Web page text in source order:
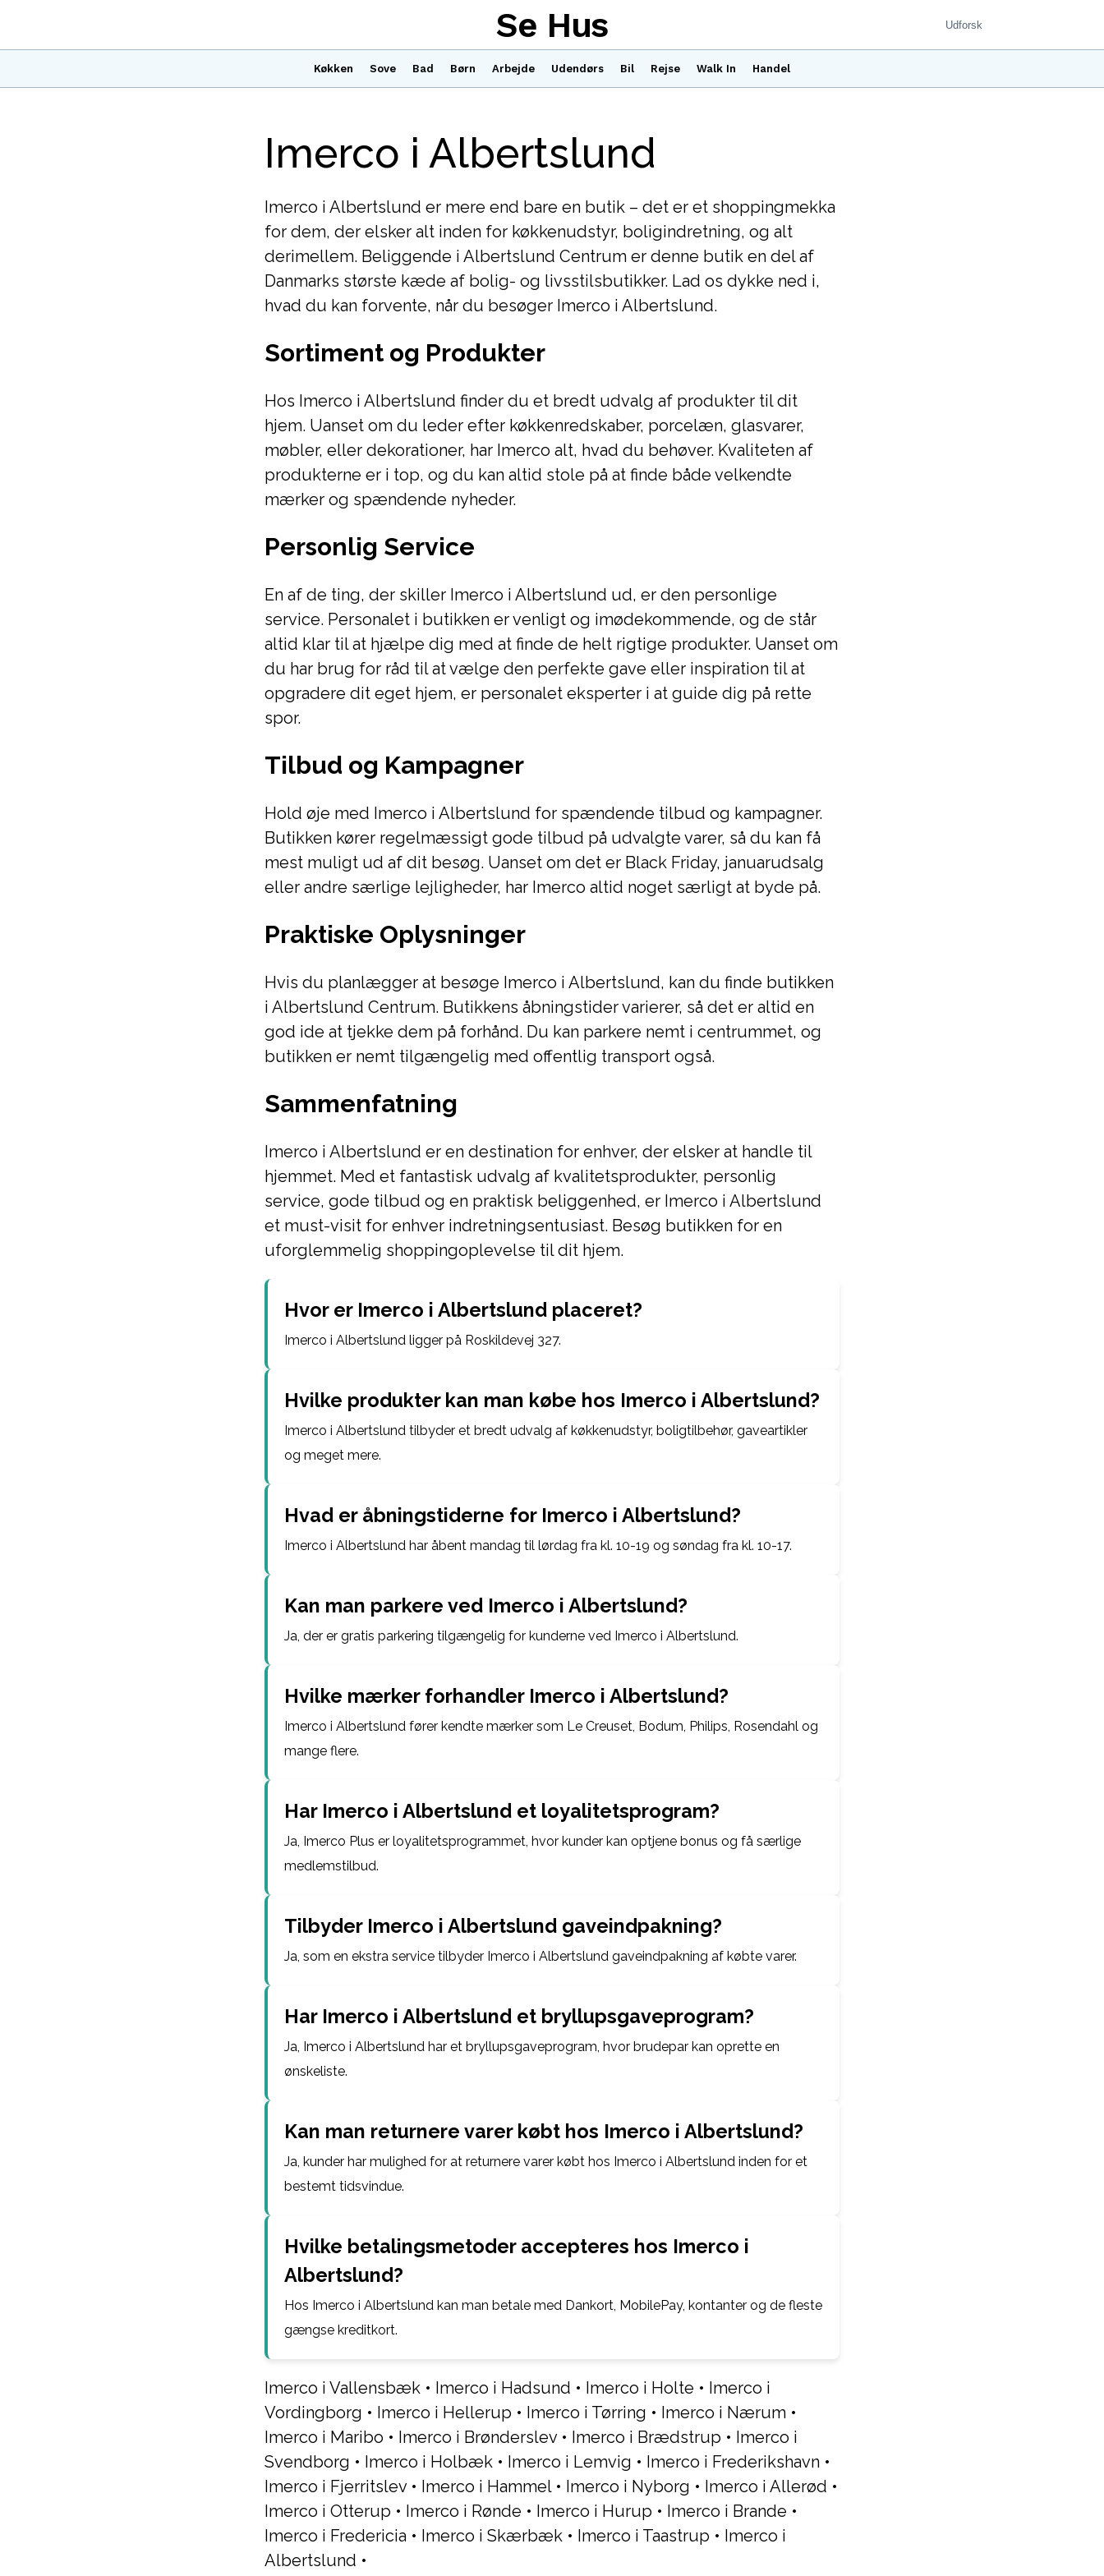
Køkken Sove Bad Børn Arbejde Udendørs Bil Rejse Walk In Handel
Se Hus
Imerco i Albertslund
Imerco i Albertslund er mere end bare en butik – det er et shoppingmekka
for dem, der elsker alt inden for køkkenudstyr, boligindretning, og alt
derimellem. Beliggende i Albertslund Centrum er denne butik en del af
Danmarks største kæde af bolig- og livsstilsbutikker. Lad os dykke ned i,
hvad du kan forvente, når du besøger Imerco i Albertslund.
Sortiment og Produkter
Hos Imerco i Albertslund finder du et bredt udvalg af produkter til dit
hjem. Uanset om du leder efter køkkenredskaber, porcelæn, glasvarer,
møbler, eller dekorationer, har Imerco alt, hvad du behøver. Kvaliteten af
produkterne er i top, og du kan altid stole på at finde både velkendte
mærker og spændende nyheder.
Personlig Service
En af de ting, der skiller Imerco i Albertslund ud, er den personlige
service. Personalet i butikken er venligt og imødekommende, og de står
altid klar til at hjælpe dig med at finde de helt rigtige produkter. Uanset om
du har brug for råd til at vælge den perfekte gave eller inspiration til at
opgradere dit eget hjem, er personalet eksperter i at guide dig på rette
spor.
Tilbud og Kampagner
Hold øje med Imerco i Albertslund for spændende tilbud og kampagner.
Butikken kører regelmæssigt gode tilbud på udvalgte varer, så du kan få
mest muligt ud af dit besøg. Uanset om det er Black Friday, januarudsalg
eller andre særlige lejligheder, har Imerco altid noget særligt at byde på.
Praktiske Oplysninger
Hvis du planlægger at besøge Imerco i Albertslund, kan du finde butikken
i Albertslund Centrum. Butikkens åbningstider varierer, så det er altid en
god ide at tjekke dem på forhånd. Du kan parkere nemt i centrummet, og
butikken er nemt tilgængelig med offentlig transport også.
Sammenfatning
Imerco i Albertslund er en destination for enhver, der elsker at handle til
hjemmet. Med et fantastisk udvalg af kvalitetsprodukter, personlig
service, gode tilbud og en praktisk beliggenhed, er Imerco i Albertslund
et must-visit for enhver indretningsentusiast. Besøg butikken for en
uforglemmelig shoppingoplevelse til dit hjem.
Hvor er Imerco i Albertslund placeret?
Imerco i Albertslund ligger på Roskildevej 327.
Hvilke produkter kan man købe hos Imerco i Albertslund?
Imerco i Albertslund tilbyder et bredt udvalg af køkkenudstyr, boligtilbehør, gaveartikler
og meget mere.
Hvad er åbningstiderne for Imerco i Albertslund?
Imerco i Albertslund har åbent mandag til lørdag fra kl. 10-19 og søndag fra kl. 10-17.
Kan man parkere ved Imerco i Albertslund?
Ja, der er gratis parkering tilgængelig for kunderne ved Imerco i Albertslund.
Hvilke mærker forhandler Imerco i Albertslund?
Imerco i Albertslund fører kendte mærker som Le Creuset, Bodum, Philips, Rosendahl og
mange flere.
Har Imerco i Albertslund et loyalitetsprogram?
Ja, Imerco Plus er loyalitetsprogrammet, hvor kunder kan optjene bonus og få særlige
medlemstilbud.
Tilbyder Imerco i Albertslund gaveindpakning?
Ja, som en ekstra service tilbyder Imerco i Albertslund gaveindpakning af købte varer.
Har Imerco i Albertslund et bryllupsgaveprogram?
Ja, Imerco i Albertslund har et bryllupsgaveprogram, hvor brudepar kan oprette en
ønskeliste.
Kan man returnere varer købt hos Imerco i Albertslund?
Ja, kunder har mulighed for at returnere varer købt hos Imerco i Albertslund inden for et
bestemt tidsvindue.
Hvilke betalingsmetoder accepteres hos Imerco i
Albertslund?
Hos Imerco i Albertslund kan man betale med Dankort, MobilePay, kontanter og de fleste
gængse kreditkort.
Imerco i Vallensbæk • Imerco i Hadsund • Imerco i Holte • Imerco i
Vordingborg • Imerco i Hellerup • Imerco i Tørring • Imerco i Nærum •
Imerco i Maribo • Imerco i Brønderslev• Imerco i Brædstrup • Imerco i
Svendborg • Imerco i Holbæk • Imerco i Lemvig • Imerco i Frederikshavn •
Imerco i Fjerritslev• Imerco i Hammel• Imerco i Nyborg • Imerco i Allerød •
Imerco i Otterup • Imerco i Rønde • Imerco i Hurup • Imerco i Brande •
Imerco i Fredericia • Imerco i Skærbæk • Imerco i Taastrup • Imerco i
Albertslund •